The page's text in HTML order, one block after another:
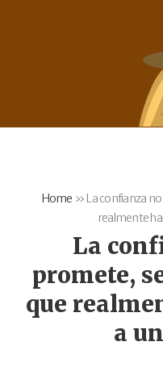
Home » La confianza
realmente
La
promete,
que
a